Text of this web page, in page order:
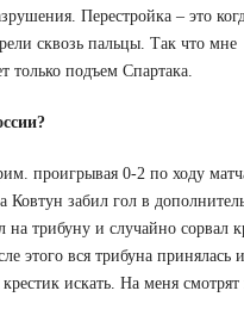
Перестройка – это
сквозь пальцы. Так что мне
только подъем Спартака.
проигрывая 0-2 по ходу
забил гол в
трибуну и случайно сорвал
этого вся трибуна принялась
искать. На меня смотрят